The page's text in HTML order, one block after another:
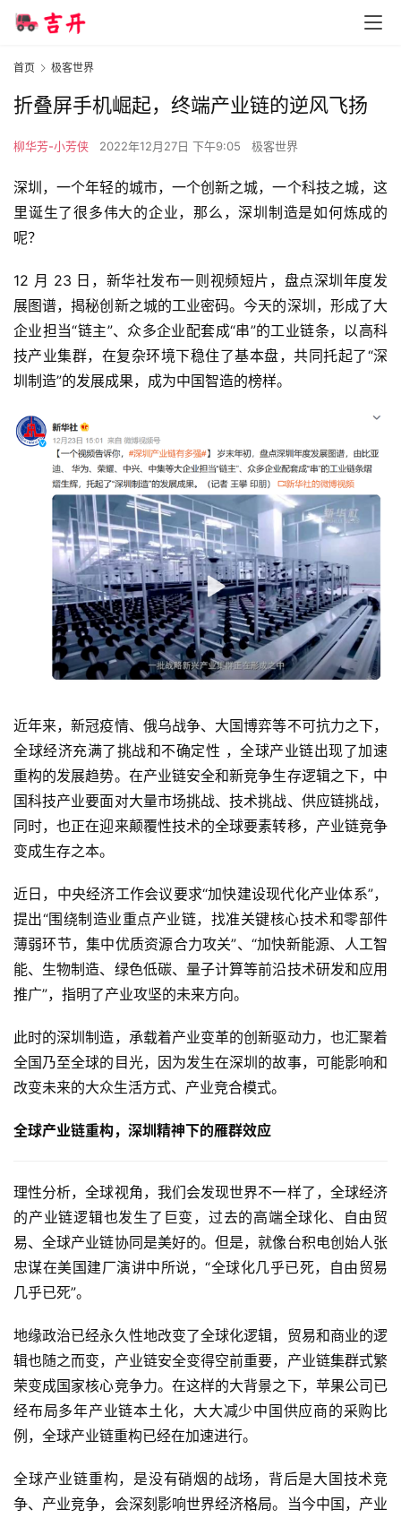
首页 极客世界
折叠屏手机崛起，终端产业链的逆风飞扬
柳华芳-小芳侠 2022年12月27日 下午9:05 极客世界
深圳，一个年轻的城市，一个创新之城，一个科技之城，这
里诞生了很多伟大的企业，那么，深圳制造是如何炼成的
呢？
12 月 23 日，新华社发布一则视频短片，盘点深圳年度发
展图谱，揭秘创新之城的工业密码。今天的深圳，形成了大
企业担当“链主”、众多企业配套成“串”的工业链条，以高科
技产业集群，在复杂环境下稳住了基本盘，共同托起了“深
圳制造”的发展成果，成为中国智造的榜样。
近年来，新冠疫情、俄乌战争、大国博弈等不可抗力之下，
全球经济充满了挑战和不确定性 ，全球产业链出现了加速
重构的发展趋势。在产业链安全和新竞争生存逻辑之下，中
国科技产业要面对大量市场挑战、技术挑战、供应链挑战，
同时，也正在迎来颠覆性技术的全球要素转移，产业链竞争
变成生存之本。
近日，中央经济工作会议要求“加快建设现代化产业体系”，
提出“围绕制造业重点产业链，找准关键核心技术和零部件
薄弱环节，集中优质资源合力攻关”、“加快新能源、人工智
能、生物制造、绿色低碳、量子计算等前沿技术研发和应用
推广”，指明了产业攻坚的未来方向。
此时的深圳制造，承载着产业变革的创新驱动力，也汇聚着
全国乃至全球的目光，因为发生在深圳的故事，可能影响和
改变未来的大众生活方式、产业竞合模式。
全球产业链重构，深圳精神下的雁群效应
理性分析，全球视角，我们会发现世界不一样了，全球经济
的产业链逻辑也发生了巨变，过去的高端全球化、自由贸
易、全球产业链协同是美好的。但是，就像台积电创始人张
忠谋在美国建厂演讲中所说，“全球化几乎已死，自由贸易
几乎已死”。
地缘政治已经永久性地改变了全球化逻辑，贸易和商业的逻
辑也随之而变，产业链安全变得空前重要，产业链集群式繁
荣变成国家核心竞争力。在这样的大背景之下，苹果公司已
经布局多年产业链本土化，大大减少中国供应商的采购比
例，全球产业链重构已经在加速进行。
全球产业链重构，是没有硝烟的战场，背后是大国技术竞
争、产业竞争，会深刻影响世界经济格局。当今中国，产业